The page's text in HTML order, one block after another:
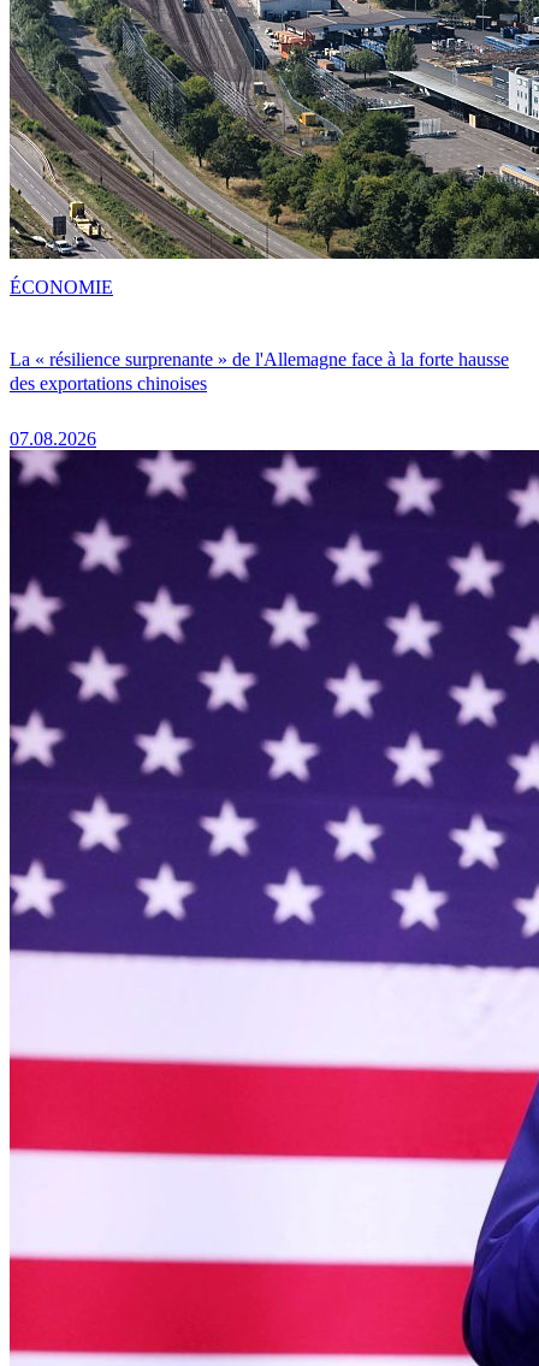
La « résilience surprenante » de l'Allemagne face à la forte hausse
des exportations chinoises
07.08.2026
ÉCONOMIE